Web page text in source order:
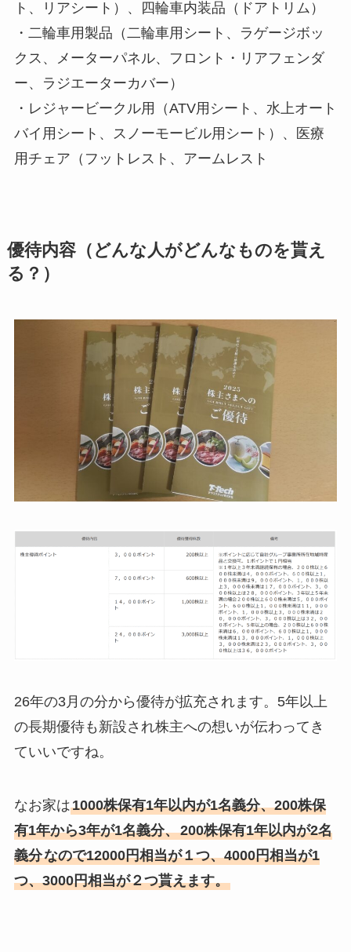
ト、リアシート）、四輪車内装品（ドアトリム）
・二輪車用製品（二輪車用シート、ラゲージボッ
クス、メーターパネル、フロント・リアフェンダ
ー、ラジエーターカバー）
・レジャービークル用（ATV用シート、水上オート
バイ用シート、スノーモービル用シート）、医療
用チェア（フットレスト、アームレスト
優待内容（どんな人がどんなものを貰え
る？）
26年の3月の分から優待が拡充されます。5年以上
の長期優待も新設され株主への想いが伝わってき
ていいですね。
なお家は1000株保有1年以内が1名義分、200株保
有1年から3年が1名義分、200株保有1年以内が2名
義分なので12000円相当が１つ、4000円相当が1
つ、3000円相当が２つ貰えます。